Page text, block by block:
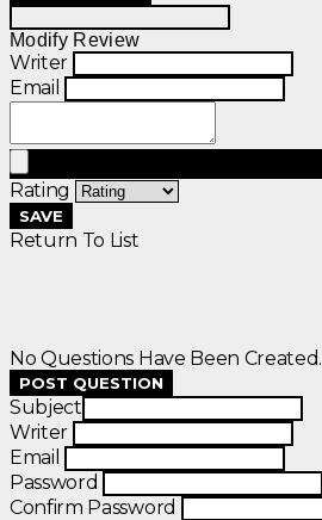
Modify Review
Writer
Email
Rating
SAVE
Return To List
No Questions Have Been Created.
POST QUESTION
Subject
Writer
Email
Password
Confirm Password